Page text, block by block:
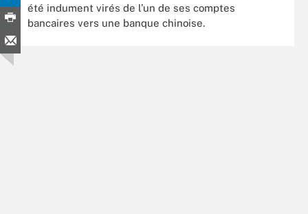
été indument virés de l’un de ses comptes
bancaires vers une banque chinoise.